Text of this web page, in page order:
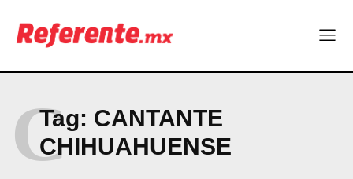
¿Y si el futuro industrial de Chihuahua estuviera en el aire?
partida
Company
ABOUT
Tag: CANTANTE
CHIHUAHUENSE
C